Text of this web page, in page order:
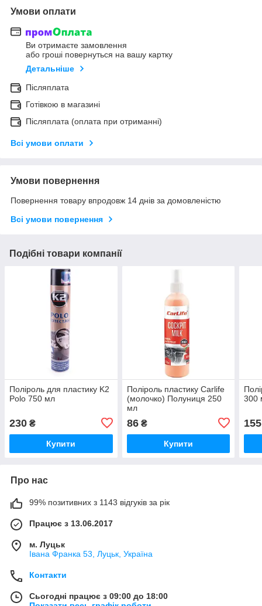
Умови оплати
Ви отримаєте замовлення
або гроші повернуться на вашу картку
Детальніше
Післяплата
Готівкою в магазині
Післяплата (оплата при отриманні)
Всі умови оплати
Умови повернення
Повернення товару впродовж 14 днів за домовленістю
Всі умови повернення
Подібні товари компанії
Поліроль для пластику K2
Polo 750 мл
230 ₴
Купити
Поліроль пластику Carlife
(молочко) Полуниця 250
мл
86₴
Купити
300
155
Про нас
99% позитивних з 1143 відгуків за рік
Працює з 13.06.2017
м. Луцьк
Івана Франка 53, Луцьк, Україна
Контакти
Сьогодні працює з 09:00 до 18:00